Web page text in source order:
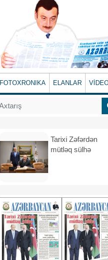
FOTOXRONIKA ELANLAR
Tarixi Zəfərdən
mütləq sülhə